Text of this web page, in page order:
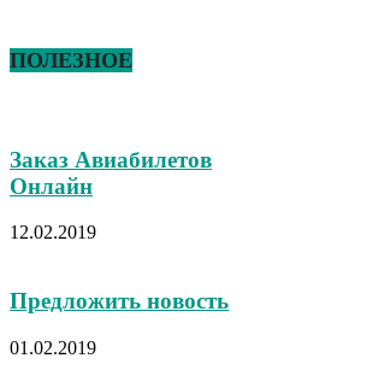
ПОЛЕЗНОЕ
Заказ Авиабилетов
Онлайн
12.02.2019
Предложить новость
01.02.2019